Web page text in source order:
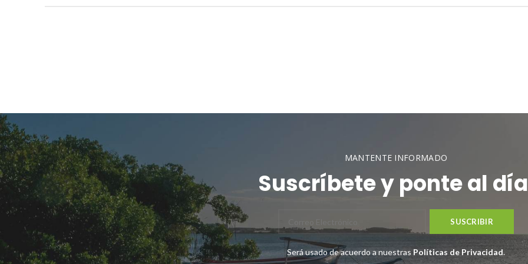
MANTENTE INFORMADO
Suscríbete y ponte al
Será usado de acuerdo a nuestras Políticas de Privacidad.